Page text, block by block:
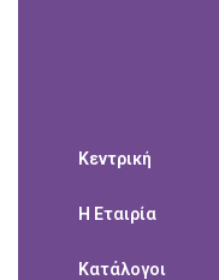
Κεντρική
Η Εταιρία
Κατάλογοι